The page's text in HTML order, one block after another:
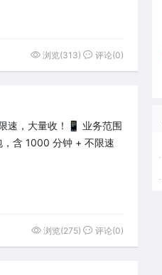
浏览(313) 评论(0)
速，大量收！📱 业务范围
含 1000 分钟 + 不限速
浏览(275) 评论(0)